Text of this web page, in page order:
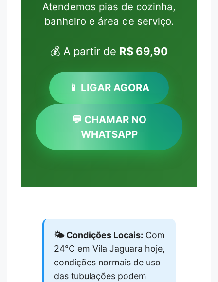
Atendemos pias de cozinha,
banheiro e área de serviço.
💰 A partir de R$ 69,90
📱 LIGAR AGORA
💬 CHAMAR NO
WHATSAPP
🌤️ Condições Locais: Com
24°C em Vila Jaguara hoje,
condições normais de uso
das tubulações podem